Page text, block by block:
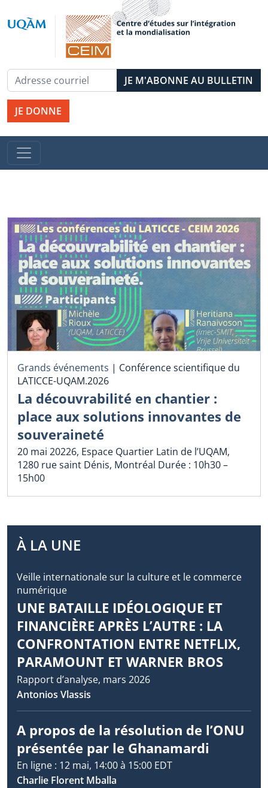
JE DONNE
Grands événements | Conférence scientifique du
LATICCE-UQAM.2026
La découvrabilité en chantier :
place aux solutions innovantes de
souveraineté
20 mai 20226, Espace Quartier Latin de l’UQAM,
1280 rue saint Dénis, Montréal Durée : 10h30 –
15h00
À LA UNE
Veille internationale sur la culture et le commerce
numérique
UNE BATAILLE IDÉOLOGIQUE ET
FINANCIÈRE APRÈS L’AUTRE : LA
CONFRONTATION ENTRE NETFLIX,
PARAMOUNT ET WARNER BROS
Rapport d’analyse, mars 2026
Antonios Vlassis
A propos de la résolution de l’ONU
présentée par le Ghanamardi
En ligne : 12 mai, 14:00 à 15:00 EDT
Charlie Florent Mballa